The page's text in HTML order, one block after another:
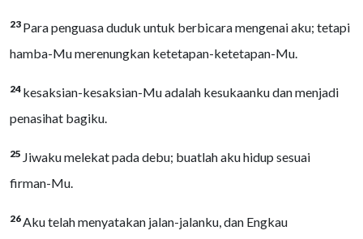
23 Para penguasa duduk untuk berbicara mengenai aku; tetapi
hamba-Mu merenungkan ketetapan-ketetapan-Mu.
24 kesaksian-kesaksian-Mu adalah kesukaanku dan menjadi
penasihat bagiku.
25 Jiwaku melekat pada debu; buatlah aku hidup sesuai
firman-Mu.
26Aku telah menyatakan jalan-jalanku, dan Engkau